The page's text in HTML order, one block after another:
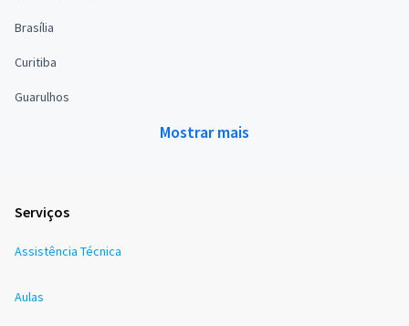
Brasília
Curitiba
Guarulhos
Mostrar mais
Serviços
Assistência Técnica
Aulas